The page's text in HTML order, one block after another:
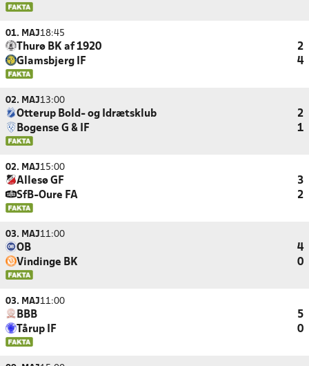
01. MAJ18:45
Thurø BK af 1920
2
Glamsbjerg IF
4
02. MAJ13:00
Otterup Bold- og Idrætsklub
2
Bogense G & IF
1
02. MAJ15:00
Allesø GF
3
SfB-Oure FA
2
03. MAJ11:00
OB
4
Vindinge BK
0
03. MAJ11:00
BBB
5
Tårup IF
0